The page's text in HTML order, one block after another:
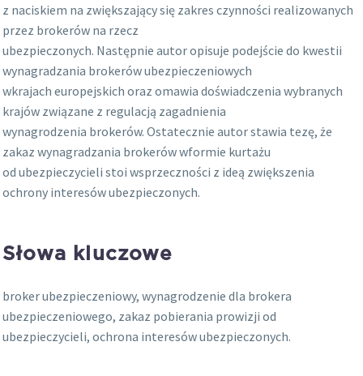
z naciskiem na zwiększający się zakres czynności realizowanych
przez brokerów na rzecz
ubezpieczonych. Następnie autor opisuje podejście do kwestii
wynagradzania brokerów ubezpieczeniowych
wkrajach europejskich oraz omawia doświadczenia wybranych
krajów związane z regulacją zagadnienia
wynagrodzenia brokerów. Ostatecznie autor stawia tezę, że
zakaz wynagradzania brokerów wformie kurtażu
od ubezpieczycieli stoi wsprzeczności z ideą zwiększenia
ochrony interesów ubezpieczonych.
Słowa kluczowe
broker ubezpieczeniowy, wynagrodzenie dla brokera
ubezpieczeniowego, zakaz pobierania prowizji od
ubezpieczycieli, ochrona interesów ubezpieczonych.